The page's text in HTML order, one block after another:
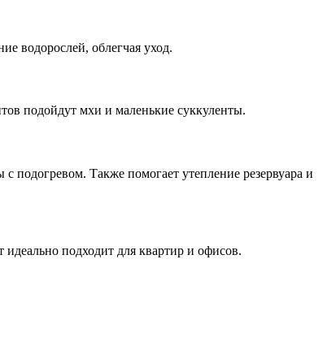
водорослей, облегчая уход.
подойдут мхи и маленькие суккуленты.
подогревом. Также помогает утепление резервуара и
подходит для квартир и офисов.